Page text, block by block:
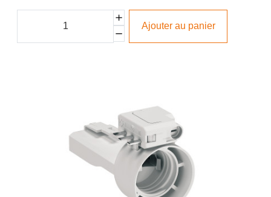
Ajouter au panier